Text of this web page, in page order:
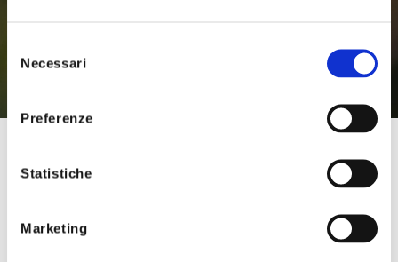
delNecessari
Preferenze
Statistiche
Marketing Speciali
Progetto WAMI
La Città dell’Energia odia gli sprechi